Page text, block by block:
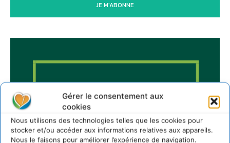
Gérer le consentement aux
cookies
Nous utilisons des technologies telles que les cookies pour
stocker et/ou accéder aux informations relatives aux appareils.
Nous le faisons pour améliorer l’expérience de navigation.
JE M'ABONNE